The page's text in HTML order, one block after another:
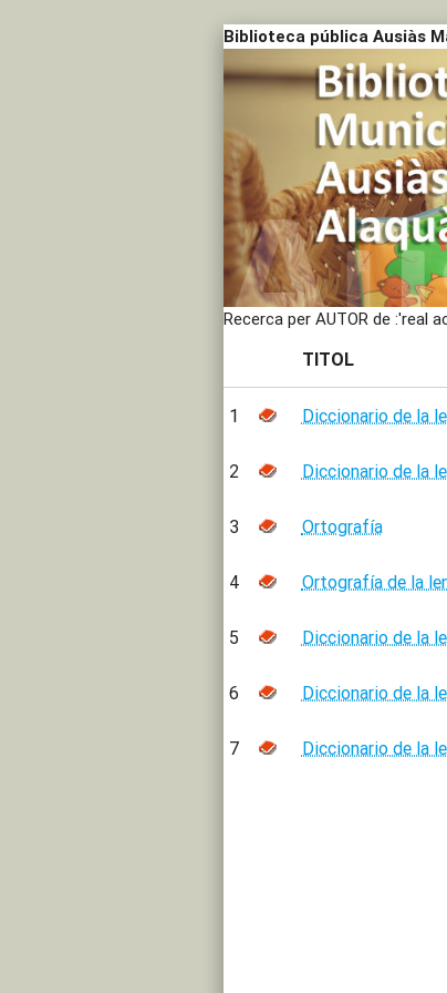
Biblioteca pública Ausiàs
Recerca per AUTOR de :'real
TITOL
1 Diccionario de la
2 Diccionario de la
3 Ortografía
4 Ortografía de la
5 Diccionario de la
6 Diccionario de la
7 Diccionario de la